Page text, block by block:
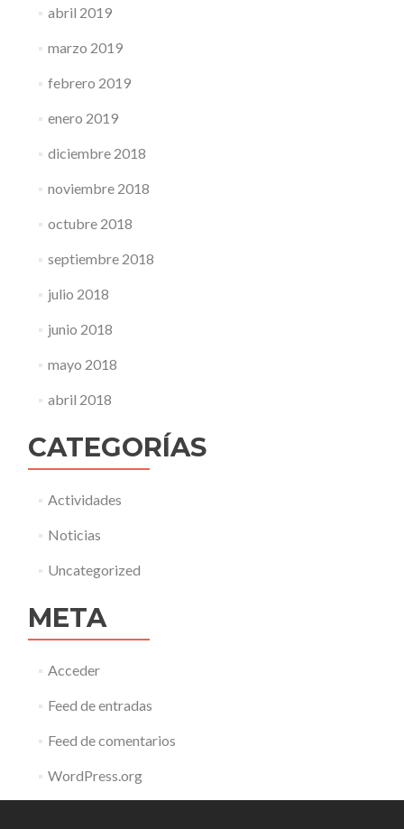
abril 2019
marzo 2019
febrero 2019
enero 2019
diciembre 2018
noviembre 2018
octubre 2018
septiembre 2018
julio 2018
junio 2018
mayo 2018
abril 2018
CATEGORÍAS
Actividades
Noticias
Uncategorized
META
Acceder
Feed de entradas
Feed de comentarios
WordPress.org